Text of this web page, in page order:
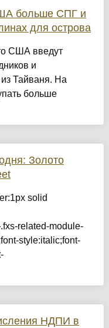
больше СПГ и
для острова
США введут
и
Тайваня. На
больше
Золото
solid
related-module-
style:italic;font-
НДПИ в